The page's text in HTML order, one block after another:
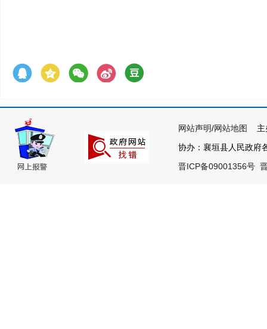
网站声明/网站地图
主
协办：襄垣县人民政
晋ICP备09001356号